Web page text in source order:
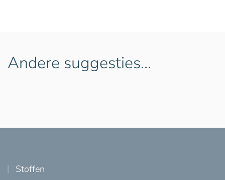
Andere suggesties…
Stoffen